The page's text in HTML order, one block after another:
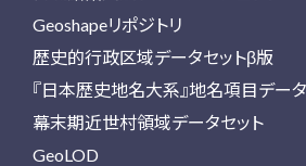
Geoshapeリポジトリ
歴史的行政区域データセットβ版
『日本歴史地名大系』地名項目デー
幕末期近世村領域データセット
GeoLOD